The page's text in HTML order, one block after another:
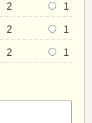
2 1
2 1
2 1